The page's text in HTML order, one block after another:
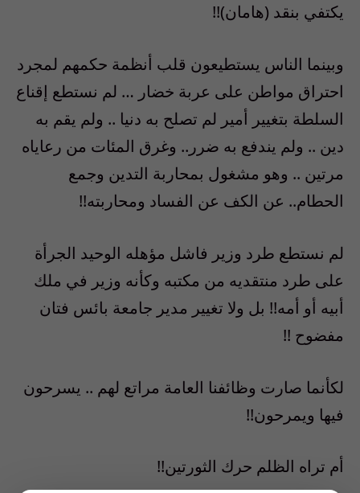
يكتفي بنقد (هامان)!!
وبينما الناس يستطيعون قلب أنظمة حكمهم لمجرد
احتراق مواطن على عربة خضار … لم نستطع إقناع
السلطة بتغيير أمير لم تصلح به دنيا .. ولم يقم به
دين .. ولم يندفع به ضرر.. وغرق المئات من رعاياه
مرتين .. وهو مشغول بمحاربة التدين وجمع
الحطام.. عن الكف عن الفساد ومحاربته!!
لم نستطع طرد وزير فاشل مؤهله الوحيد الجرأة
على طرد منتقديه من مكتبه وكأنه وزير في ملك
أبيه أو أمه!! بل ولا تغيير مدير جامعة بائس فتان
مفضوح !!
لكأنما صارت وظائفنا العامة مراتع لهم .. يسرحون
فيها ويمرحون!!
أم تراه الظلم حرك الثورتين!!